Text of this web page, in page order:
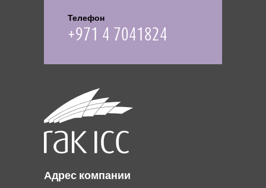
Телефон
+971 4 7041824
Адрес компании